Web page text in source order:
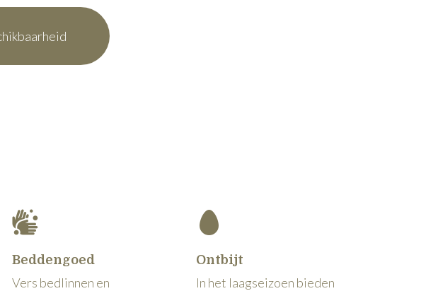
Beddengoed
Vers bedlinnen en
Ontbijt
In het laagseizoen bieden